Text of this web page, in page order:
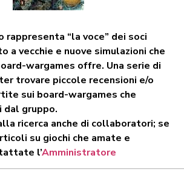
rappresenta “la voce” dei soci
a vecchie e nuove simulazioni che
wargames offre. Una serie di
trovare piccole recensioni e/o
sui board-wargames che
dal gruppo.
ricerca anche di collaboratori; se
su giochi che amate e
l’Amministratore